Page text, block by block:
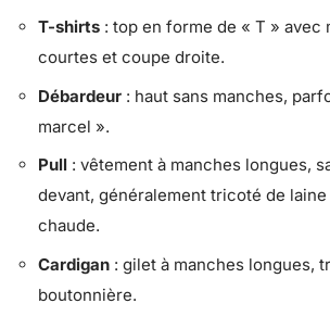
T-shirts : top en forme de « T » avec
courtes et coupe droite.
Débardeur : haut sans manches,
marcel ».
Pull : vêtement à manches longues,
devant, généralement tricoté de
chaude.
Cardigan : gilet à manches longues,
boutonnière.